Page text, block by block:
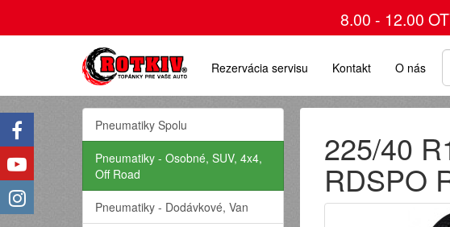
8.00 - 12.00
Rezervácia servisu Kontakt O nás
225/40
RDSPO
Pneumatiky Spolu
Pneumatiky - Osobné, SUV, 4x4,
Off Road
Pneumatiky - Dodávkové, Van